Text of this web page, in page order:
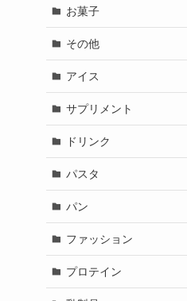
お菓子
その他
アイス
サプリメント
ドリンク
パスタ
パン
ファッション
プロテイン